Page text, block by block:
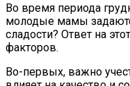
Во время периода
молодые мамы
сладости? Ответ на
факторов.
Во-первых, важно